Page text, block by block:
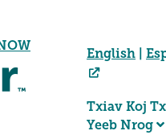
English
Txiav Koj
Yeeb Nrog